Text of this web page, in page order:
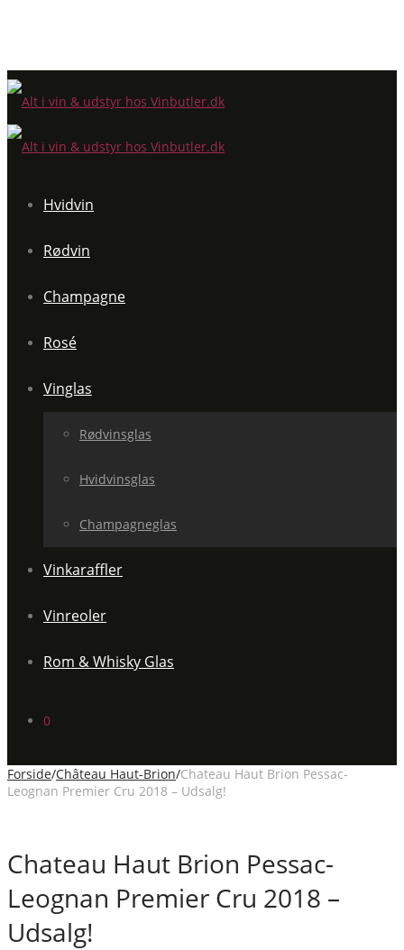
Hvidvin
Rødvin
Champagne
Rosé
Vinglas
Rødvinsglas
Hvidvinsglas
Champagneglas
Vinkaraffler
Vinreoler
Rom & Whisky Glas
0
Forside/Château Haut-Brion/Chateau Haut Brion Pessac-
Leognan Premier Cru 2018 – Udsalg!
Chateau Haut Brion Pessac-
Leognan Premier Cru 2018 –
Udsalg!